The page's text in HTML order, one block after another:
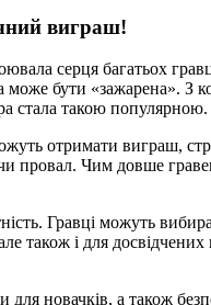
виграш!
серця багатьох
може бути «зажарена».
стала такою популярною.
отримати виграш,
провал. Чим довше
Гравці можуть
також і для досвідчених
для новачків, а також